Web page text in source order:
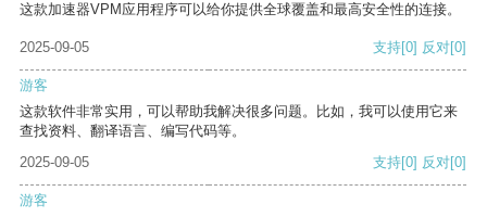
这款加速器VPM应用程序可以给你提供全球覆盖和最高安全性的连接。
2025-09-05 支持[0] 反对[0]
游客
这款软件非常实用，可以帮助我解决很多问题。比如，我可以使用它来
查找资料、翻译语言、编写代码等。
2025-09-05
支持[0] 反对[0]
游客